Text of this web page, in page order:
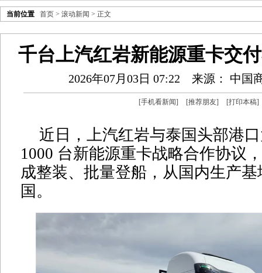
当前位置 首页 > 滚动新闻 > 正文
千台上汽红岩新能源重卡交
2026年07月03日 07:22 来源： 中国
[手机看新闻] [推荐朋友] [打印本稿]
近日，上汽红岩与泰国头部港
1000 台新能源重卡战略合作协议
成整装、批量登船，从国内生产
国。